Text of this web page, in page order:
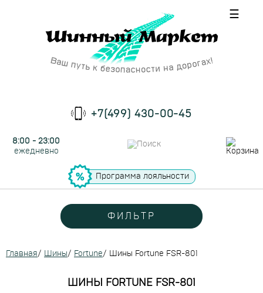
☰
+7(499) 430-00-45
8:00 - 23:00
ежедневно
Программа лояльности
ФИЛЬТР
Главная/ Шины/ Fortune/ Шины Fortune FSR-801
ШИНЫ FORTUNE FSR-801